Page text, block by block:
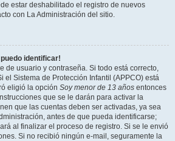
estar deshabilitado el registro de nuevos
con La Administración del sitio.
identificar!
de usuario y contraseña. Si todo está correcto,
el Sistema de Protección Infantil (APPCO) está
eligió la opción Soy menor de 13 años entonces
que se le darán para activar la
que las cuentas deben ser activadas, ya sea
antes de que pueda identificarse;
al finalizar el proceso de registro. Si se le envió
Si no recibió ningún e-mail, seguramente la